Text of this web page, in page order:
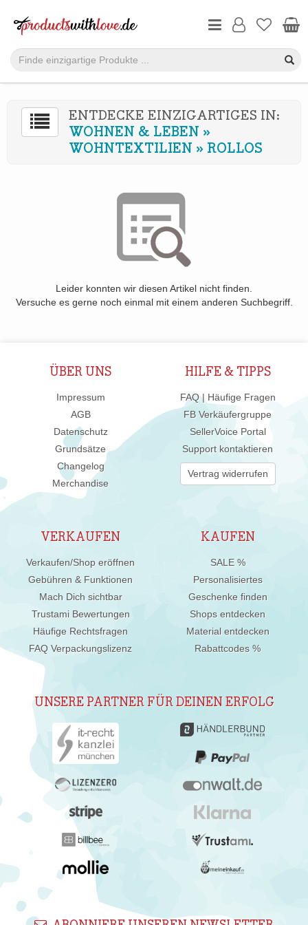
ENTDECKE EINZIGARTIGES IN:
WOHNEN & LEBEN »
WOHNTEXTILIEN » ROLLOS
Leider konnten wir diesen Artikel nicht finden.
Versuche es gerne noch einmal mit einem anderen Suchbegriff.
ÜBER UNS
Impressum
AGB
Datenschutz
Grundsätze
Changelog
Merchandise
HILFE & TIPPS
FAQ | Häufige Fragen
FB Verkäufergruppe
SellerVoice Portal
Support kontaktieren
Vertrag widerrufen
VERKAUFEN
Verkaufen/Shop eröffnen
Gebühren & Funktionen
Mach Dich sichtbar
Trustami Bewertungen
Häufige Rechtsfragen
FAQ Verpackungslizenz
KAUFEN
SALE %
Personalisiertes
Geschenke finden
Shops entdecken
Material entdecken
Rabattcodes %
UNSERE PARTNER FÜR DEINEN ERFOLG